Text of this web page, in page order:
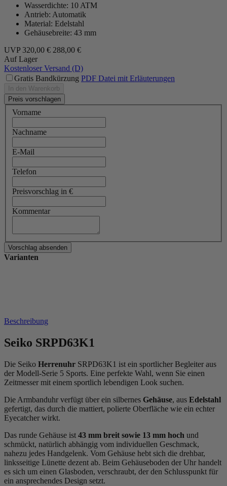
Wasserdichte: 10 ATM
Antrieb: Automatik
Material: Edelstahl
Gehäusebreite: 43 mm
UVP 320,00 € 288,00 €
Auf Lager
Kostenloser Versand (D)
Gratis Bandkürzung PDF Datei mit Erläuterungen
In den Warenkorb
Preis vorschlagen
Vorname
Nachname
E-Mail
Telefon
Preisvorschlag in €
Kommentar
Varianten
Beschreibung
Seiko SRPD63K1
Die Seiko Herrenuhr SRPD63K1 ist ein sportlicher Begleiter aus
der Modell-Serie 5 Sports. Eine perfekte Wahl, wenn Sie einen
Zeitmesser mit einem sportlich lebendigen Look suchen.
Die Armbanduhr verfügt über ein silbernes Gehäuse, aus Edelstahl
gefertigt, das durch die mattiert, polierte Oberfläche wie ein echter
Eyecatcher wirkt.
Das runde Gehäuse ist 43 mm breit sowie 13 mm hoch und
schmückt, natürlich abhängig vom individuellen Geschmack,
nahezu jedes Handgelenk. Vom Gehäuse hebt sich die drehbar,
linksseitige Lünette dezent ab. Beim Gehäuseboden der Uhr handelt
es sich um einen Glasboden, verschraubt, der den Schlusspunkt für
ein ansprechendes Design setzt.